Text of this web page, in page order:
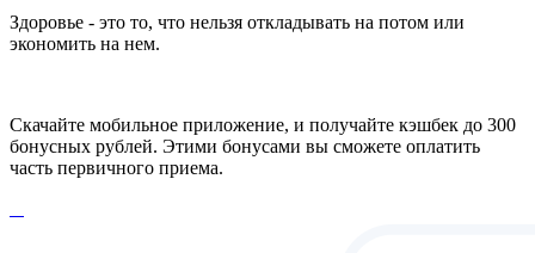
Здоровье - это то, что нельзя откладывать на потом или
экономить на нем.
Скачайте мобильное приложение, и получайте кэшбек до 300
бонусных рублей. Этими бонусами вы сможете оплатить
часть первичного приема.